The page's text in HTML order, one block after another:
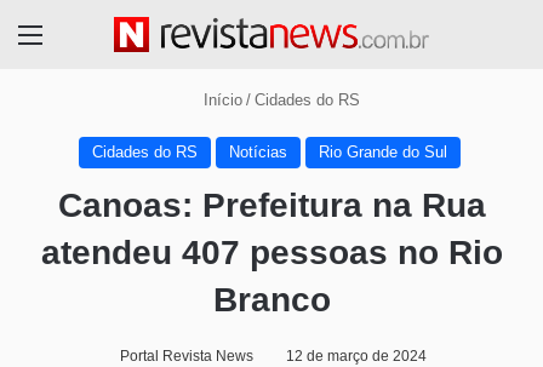
Início / Cidades do RS
Cidades do RS Notícias Rio Grande do Sul
Canoas: Prefeitura na Rua
atendeu 407 pessoas no Rio
Branco
Portal Revista News 12 de março de 2024